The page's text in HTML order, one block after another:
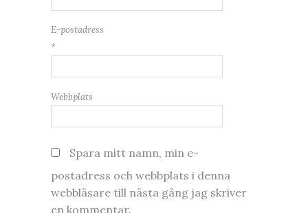
E-postadress
*
Webbplats
Spara mitt namn, min e-
postadress och webbplats i denna
webbläsare till nästa gång jag skriver
en kommentar.